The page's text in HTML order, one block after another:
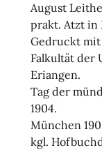
August
prakt. Atzt in
Gedruckt
Falkultät der
Eriangen.
Tag der
1904.
München
kgl.